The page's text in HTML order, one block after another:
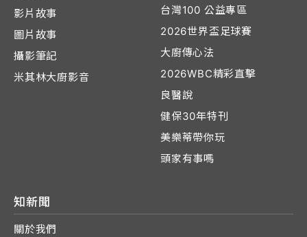
影片故事
圖片故事
攝影筆記
米其林大廚影音
台灣100 公益專區
2026世界盃足球賽
大廚傳心法
2026WBC精彩直擊
良醫說
健保30年特刊
美樂蒂帶你玩
頭家有事嗎
知新聞
關於我們